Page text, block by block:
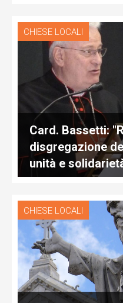
CHIESE LOCALI
Card. Bassetti:
disgregazione
unità e
CHIESE LOCALI